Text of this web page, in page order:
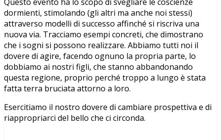
dormienti, stimolando (gli altri ma anche noi stessi)
attraverso modelli di successo affinché si riscriva una
nuova via. Tracciamo esempi concreti, che dimostrano
che i sogni si possono realizzare. Abbiamo tutti noi il
dovere di agire, facendo ognuno la propria parte, lo
dobbiamo ai nostri figli, che stanno abbandonando
questa regione, proprio perché troppo a lungo è stata
fatta terra bruciata attorno a loro.
Esercitiamo il nostro dovere di cambiare prospettiva e di
riappropriarci del bello che ci circonda.